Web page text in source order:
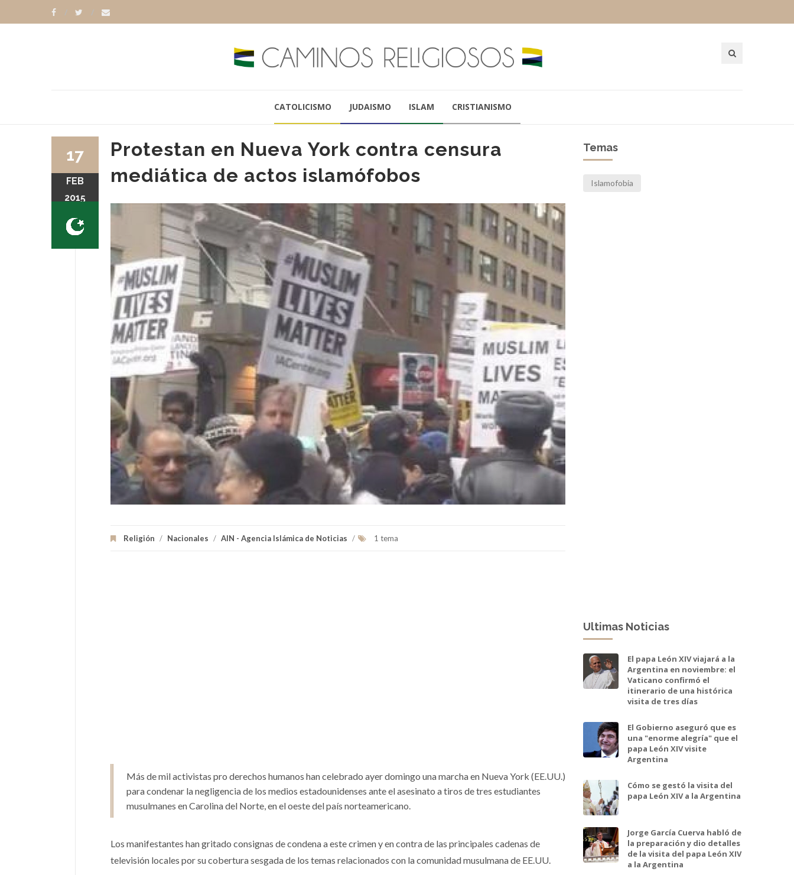
CATOLICISMO JUDAISMO ISLAM CRISTIANISMO
Protestan en Nueva York contra censura
mediática de actos islamófobos
Religión / Nacionales / AIN - Agencia Islámica de Noticias / 1 tema
17
FEB
2015
Más de mil activistas pro derechos humanos han celebrado ayer domingo una marcha en Nueva York (EE.UU.)
para condenar la negligencia de los medios estadounidenses ante el asesinato a tiros de tres estudiantes
musulmanes en Carolina del Norte, en el oeste del país norteamericano.
Los manifestantes han gritado consignas de condena a este crimen y en contra de las principales cadenas de
televisión locales por su cobertura sesgada de los temas relacionados con la comunidad musulmana de EE.UU.
Temas
Islamofobia
Ultimas Noticias
El papa León XIV viajará a la
Argentina en noviembre: el
Vaticano confirmó el
itinerario de una histórica
visita de tres días
El Gobierno aseguró que es
una "enorme alegría" que el
papa León XIV visite
Argentina
Cómo se gestó la visita del
papa León XIV a la Argentina
Jorge García Cuerva habló de
la preparación y dio detalles
de la visita del papa León XIV
a la Argentina